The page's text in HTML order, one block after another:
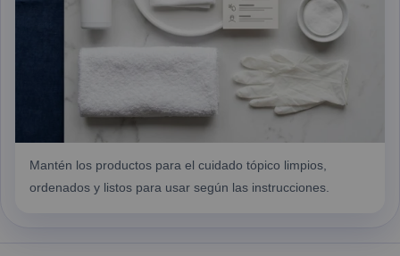
Mantén los productos para el cuidado tópico limpios,
ordenados y listos para usar según las instrucciones.